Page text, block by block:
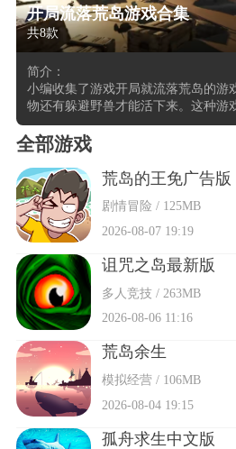
开局流落荒岛游戏合集
共8款
简介：
小编收集了游戏开局就流落荒岛的游
物还有躲避野兽才能活下来。这种游
入无人孤岛为起始场景，身体附带饥
项实时衰减数值。角色在沙滩与密林
棕榈叶，用基础材料搓合绳索并制作
建棚屋与篝火以抵抗夜间低温。制造
逐级升级为熔炉、蒸馏装置与木板船
并引水灌溉，作物成熟周期与季节更
岛的游戏引入野生动物攻击机制，受
包扎伤口，忽视处理将导致持续失血
全部游戏
荒岛的王免广告版
剧情冒险 / 125MB
2026-08-07 19:19
诅咒之岛最新版
多人竞技 / 263MB
2026-08-06 11:16
荒岛余生
模拟经营 / 106MB
2026-08-04 19:15
孤舟求生中文版